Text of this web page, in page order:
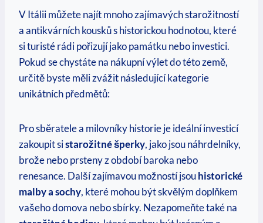
V Itálii můžete najít mnoho zajímavých starožitností
a antikvárních kousků s historickou hodnotou, které
si turisté rádi pořizují jako památku nebo investici.
Pokud se chystáte na nákupní výlet do této země,
určitě byste měli zvážit následující kategorie
unikátních předmětů:
Pro sběratele a milovníky historie je ideální investicí
zakoupit sistarožitné šperky, jako jsou náhrdelníky,
brože nebo prsteny z období baroka nebo
renesance. Další zajímavou možností jsouhistorické
malby a sochy, které mohou být skvělým doplňkem
vašeho domova nebo sbírky. Nezapomeňte také na